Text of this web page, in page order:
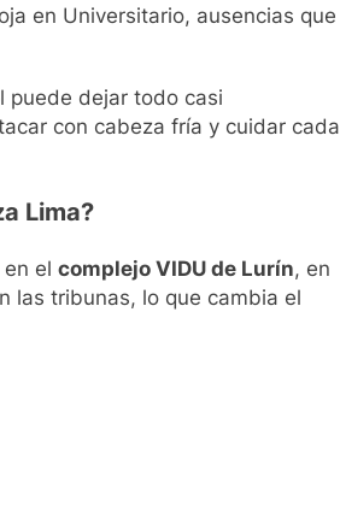
en Universitario, ausencias que
puede dejar todo casi
con cabeza fría y cuidar cada
Lima?
en el complejo VIDU de Lurín, en
las tribunas, lo que cambia el